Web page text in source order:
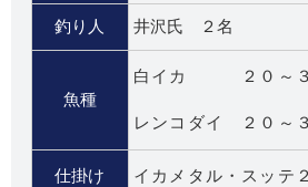
釣り人 井沢氏 ２名
魚種
白イカ ２０～３
レンコダイ ２０～
仕掛け イカメタル・スッテ